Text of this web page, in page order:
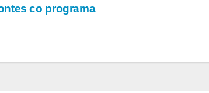
co programa